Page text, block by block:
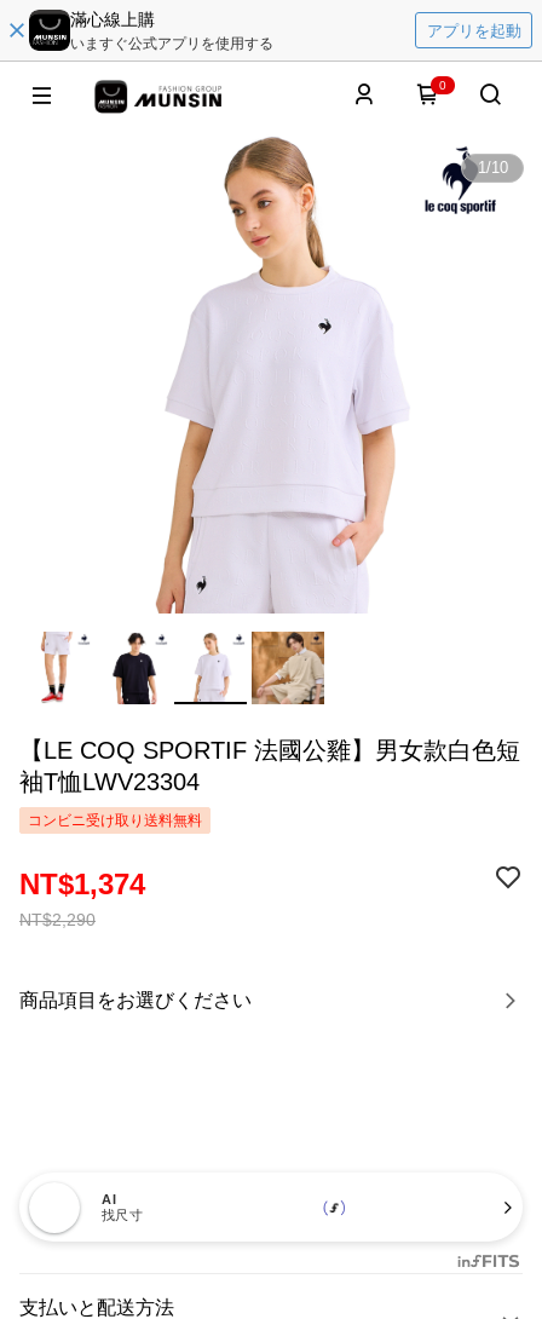
滿心線上購
いますぐ公式アプリを使用する
アプリを起動
0
1/10
【LE COQ SPORTIF 法國公雞】男女款白色短
袖T恤LWV23304
コンビニ受け取り送料無料
NT$2,290
NT$1,374
商品項目をお選びください
AI
找尺寸
支払いと配送方法